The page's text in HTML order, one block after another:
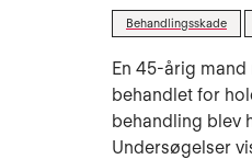
Behandlingsskade
En 45-årig
behandlet for
behandling blev
Undersøgelser